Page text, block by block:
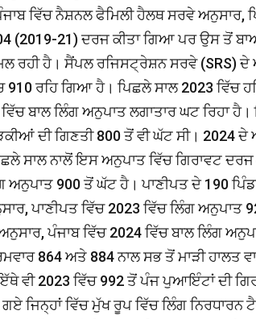
ਵਿੱਚ ਨੈਸ਼ਨਲ ਫੈਮਿਲੀ ਹੈਲਥ ਸਰਵੇ ਅਨੁਸਾਰ,
(2019-21) ਦਰਜ ਕੀਤਾ ਗਿਆ ਪਰ ਉਸ ਤੋਂ
ਰਹੀ ਹੈ। ਸੈਂਪਲ ਰਜਿਸਟ੍ਰੇਸ਼ਨ ਸਰਵੇ (SRS)
910 ਰਹਿ ਗਿਆ ਹੈ। ਪਿਛਲੇ ਸਾਲ 2023 ਵਿੱਚ
ਬਾਲ ਲਿੰਗ ਅਨੁਪਾਤ ਲਗਾਤਾਰ ਘਟ ਰਿਹਾ ਹੈ।
ਦੀ ਗਿਣਤੀ 800 ਤੋਂ ਵੀ ਘੱਟ ਸੀ। 2024
ਸਾਲ ਨਾਲੋਂ ਇਸ ਅਨੁਪਾਤ ਵਿੱਚ ਗਿਰਾਵਟ
ਅਨੁਪਾਤ 900 ਤੋਂ ਘੱਟ ਹੈ। ਪਾਣੀਪਤ ਦੇ 190
ਪਾਣੀਪਤ ਵਿੱਚ 2023 ਵਿੱਚ ਲਿੰਗ ਅਨੁਪਾਤ
ਪੰਜਾਬ ਵਿੱਚ 2024 ਵਿੱਚ ਬਾਲ ਲਿੰਗ
864 ਅਤੇ 884 ਨਾਲ ਸਭ ਤੋਂ ਮਾੜੀ ਹਾਲਤ
ਵੀ 2023 ਵਿੱਚ 992 ਤੋਂ ਪੰਜ ਪੁਆਇੰਟਾਂ ਦੀ
ਜਿਨ੍ਹਾਂ ਵਿੱਚ ਮੁੱਖ ਰੂਪ ਵਿੱਚ ਲਿੰਗ ਨਿਰਧਾਰਨ